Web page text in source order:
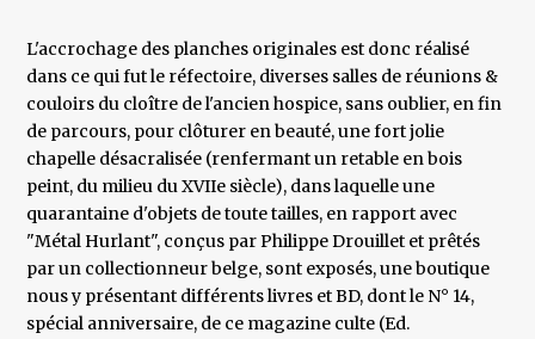
L'accrochage des planches originales est donc réalisé
dans ce qui fut le réfectoire, diverses salles de réunions &
couloirs du cloître de l'ancien hospice, sans oublier, en fin
de parcours, pour clôturer en beauté, une fort jolie
chapelle désacralisée (renfermant un retable en bois
peint, du milieu du XVIIe siècle), dans laquelle une
quarantaine d'objets de toute tailles, en rapport avec
"Métal Hurlant", conçus par Philippe Drouillet et prêtés
par un collectionneur belge, sont exposés, une boutique
nous y présentant différents livres et BD, dont le N° 14,
spécial anniversaire, de ce magazine culte (Ed.